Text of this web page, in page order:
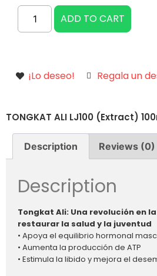
ADD TO CART
¡Lo deseo! Regala un
TONGKAT ALI LJ100 (Extract)
Description Reviews (0)
Description
Tongkat Ali: Una revolución en
restaurar la salud y la juventud
• Apoya el equilibrio hormonal
• Aumenta la producción de ATP
• Estimula la libido y mejora el